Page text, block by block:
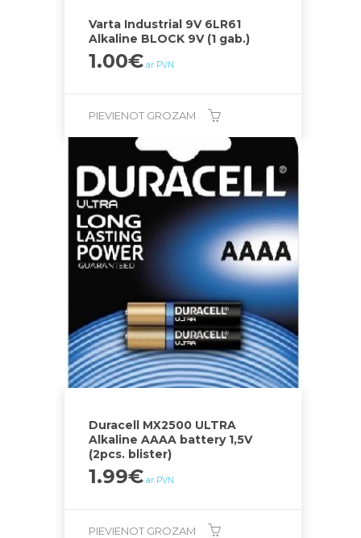
Varta Industrial 9V 6LR61
Alkaline BLOCK 9V (1 gab.)
1.00€ ar PVN
PIEVIENOT GROZAM
Duracell MX2500 ULTRA
Alkaline AAAA battery 1,5V
(2pcs. blister)
1.99€ ar PVN
PIEVIENOT GROZAM